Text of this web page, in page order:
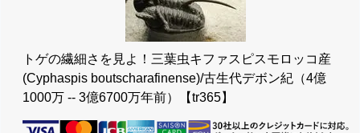
トゲの繊細さを見よ！三葉虫キファスピスモロッコ産
(Cyphaspis boutscharafinense)/古生代デボン紀（4億
1000万 -- 3億6700万年前）【tr365】